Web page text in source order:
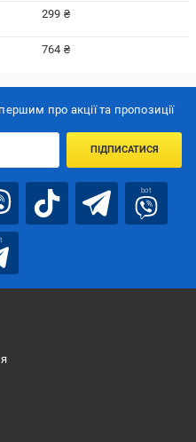
299 ₴
764 ₴
про акції та пропозиції
ПІДПИСАТИСЯ
bot